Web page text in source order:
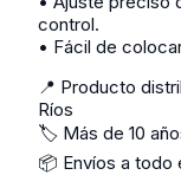
control.
• Fácil de
📍 Producto
Ríos
🏷️ Más de 10
📦 Envíos a todo